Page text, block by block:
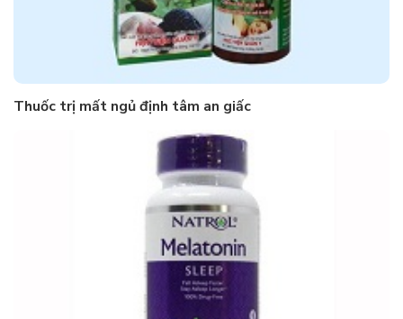
Thuốc trị mất ngủ định tâm an giấc